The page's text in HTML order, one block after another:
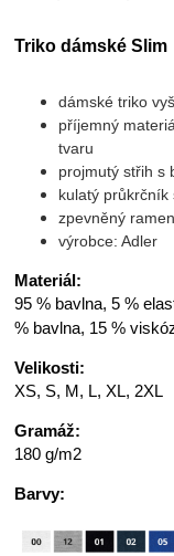
Triko dámské Slim
dámské triko
příjemný
tvaru
projmutý střih s
kulatý průkrčník
zpevněný
výrobce: Adler
Materiál:
95 % bavlna, 5 %
% bavlna, 15 %
Velikosti:
XS, S, M, L, XL, 2XL
Gramáž:
180 g/m2
Barvy: